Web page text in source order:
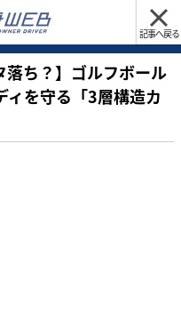
記事へ戻る
ち？】ゴルフボール
ィを守る「3層構造カ